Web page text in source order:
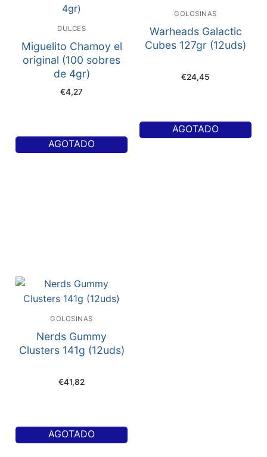
DULCES
Miguelito Chamoy el
original (100 sobres
de 4gr)
€4,27
AGOTADO
GOLOSINAS
Warheads Galactic
Cubes 127gr (12uds)
€24,45
AGOTADO
GOLOSINAS
Nerds Gummy
Clusters 141g (12uds)
€41,82
AGOTADO